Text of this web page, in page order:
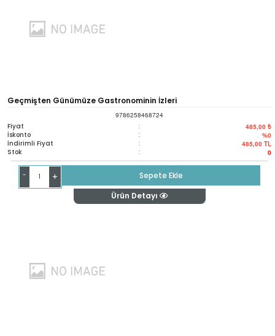
Geçmişten Günümüze Gastronominin İzleri
9786258468724
Fiyat : 485,00 ₺
İskonto : %0
İndirimli Fiyat : 485,00 TL
Stok : 0
- +
Sepete Ekle
Ürün Detayı